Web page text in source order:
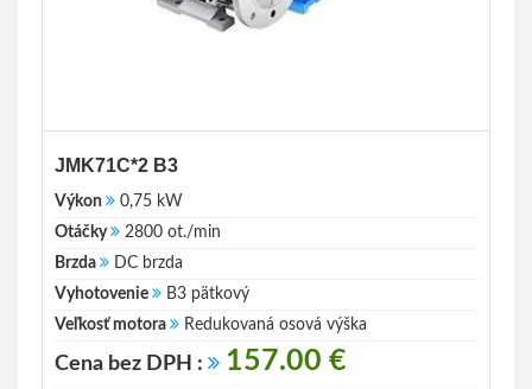
JMK71C*2 B3
Výkon
0,75 kW
Otáčky
2800 ot./min
Brzda
DC brzda
Vyhotovenie
B3 pätkový
Veľkosť motora
Redukovaná osová výška
Cena bez DPH : 157.00 €